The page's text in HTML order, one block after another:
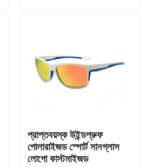
প্রাপ্তবয়স্ক উইন্ডপ্রুফ
পোলারাইজড স্পোর্ট সানগ্লাস
লোগো কাস্টমাইজড